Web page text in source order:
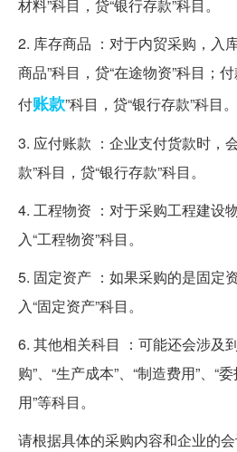
材料”科目，贷“银行存款”科目。
2. 库存商品 ：对于内贸采购，入
商品”科目，贷“在途物资”科目；
付账款”科目，贷“银行存款”科目。
3. 应付账款 ：企业支付货款时，
款”科目，贷“银行存款”科目。
4. 工程物资 ：对于采购工程建设
入“工程物资”科目。
5. 固定资产 ：如果采购的是固定
入“固定资产”科目。
6. 其他相关科目 ：可能还会涉及
购”、“生产成本”、“制造费用”、“
用”等科目。
请根据具体的采购内容和企业的